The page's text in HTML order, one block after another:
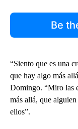
Be
“Siento que es una
que hay algo más
Domingo. “Miro las
más allá, que
ellos”.